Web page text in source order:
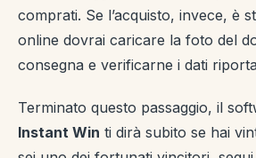
comprati. Se l’acquisto, invece, è
online dovrai caricare la foto del
consegna e verificarne i dati
Terminato questo passaggio, il
Instant Win ti dirà subito se hai